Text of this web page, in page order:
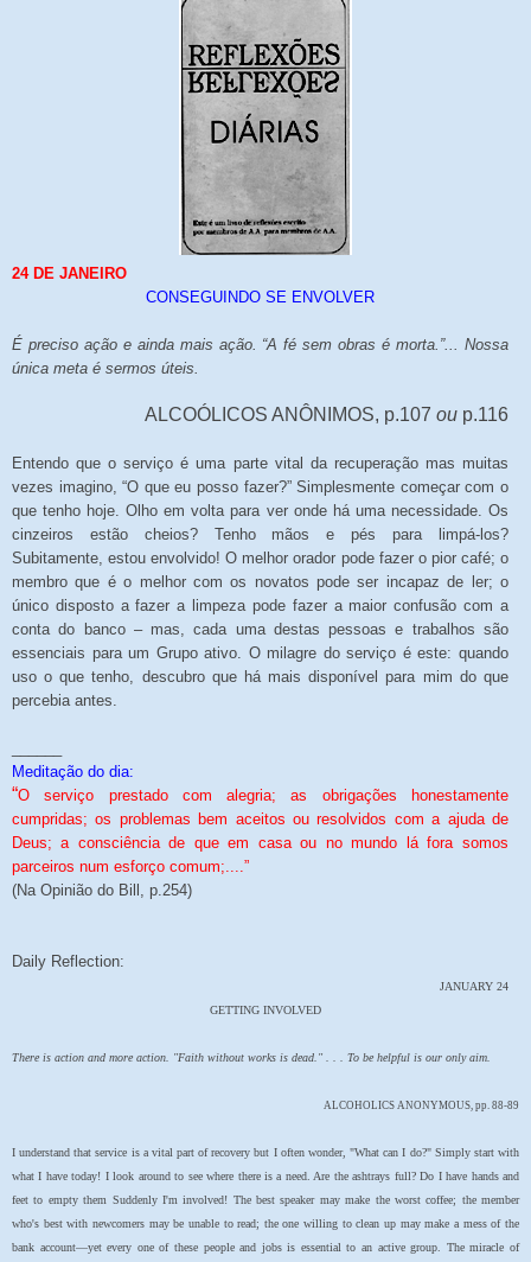
24 DE JANEIRO
CONSEGUINDO SE ENVOLVER
É preciso ação e ainda mais ação. “A fé sem obras é morta.”... Nossa
única meta é sermos úteis.
ALCOÓLICOS ANÔNIMOS, p.107 ou p.116
Entendo que o serviço é uma parte vital da recuperação mas muitas
vezes imagino, “O que eu posso fazer?” Simplesmente começar com o
que tenho hoje. Olho em volta para ver onde há uma necessidade. Os
cinzeiros estão cheios? Tenho mãos e pés para limpá-los?
Subitamente, estou envolvido! O melhor orador pode fazer o pior café; o
membro que é o melhor com os novatos pode ser incapaz de ler; o
único disposto a fazer a limpeza pode fazer a maior confusão com a
conta do banco – mas, cada uma destas pessoas e trabalhos são
essenciais para um Grupo ativo. O milagre do serviço é este: quando
uso o que tenho, descubro que há mais disponível para mim do que
percebia antes.
Meditação do dia:
“O serviço prestado com alegria; as obrigações honestamente
cumpridas; os problemas bem aceitos ou resolvidos com a ajuda de
Deus; a consciência de que em casa ou no mundo lá fora somos
parceiros num esforço comum;....”
(Na Opinião do Bill, p.254)
Daily Reflection:
JANUARY 24
GETTING INVOLVED
There is action and more action. "Faith without works is dead." . . . To be helpful is our only aim.
ALCOHOLICS ANONYMOUS, pp. 88-89
I understand that service is a vital part of recovery but I often wonder, "What can I do?" Simply start with
what I have today! I look around to see where there is a need. Are the ashtrays full? Do I have hands and
feet to empty them Suddenly I'm involved! The best speaker may make the worst coffee; the member
who's best with newcomers may be unable to read; the one willing to clean up may make a mess of the
bank account—yet every one of these people and jobs is essential to an active group. The miracle of